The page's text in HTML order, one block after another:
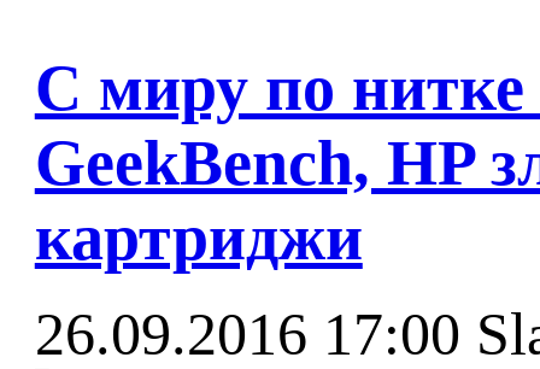
С миру по нитке
GeekBench, HP
картриджи
26.09.2016 17:00